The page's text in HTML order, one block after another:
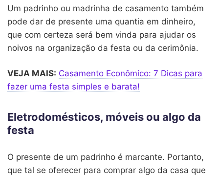
Um padrinho ou madrinha de casamento também
pode dar de presente uma quantia em dinheiro,
que com certeza será bem vinda para ajudar os
noivos na organização da festa ou da cerimônia.
VEJA MAIS: Casamento Econômico: 7 Dicas para
fazer uma festa simples e barata!
Eletrodomésticos, móveis ou algo da
festa
O presente de um padrinho é marcante. Portanto,
que tal se oferecer para comprar algo da casa que